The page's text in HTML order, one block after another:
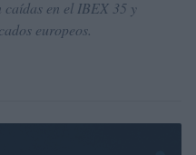
caídas en el IBEX 35 y
europeos.